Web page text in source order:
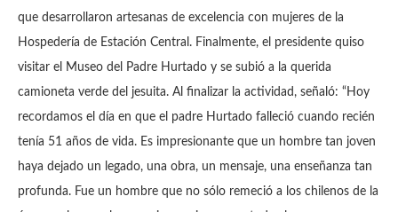
que desarrollaron artesanas de excelencia con mujeres de la
Hospedería de Estación Central. Finalmente, el presidente quiso
visitar el Museo del Padre Hurtado y se subió a la querida
camioneta verde del jesuita. Al finalizar la actividad, señaló: “Hoy
recordamos el día en que el padre Hurtado falleció cuando recién
tenía 51 años de vida. Es impresionante que un hombre tan joven
haya dejado un legado, una obra, un mensaje, una enseñanza tan
profunda. Fue un hombre que no sólo remeció a los chilenos de la